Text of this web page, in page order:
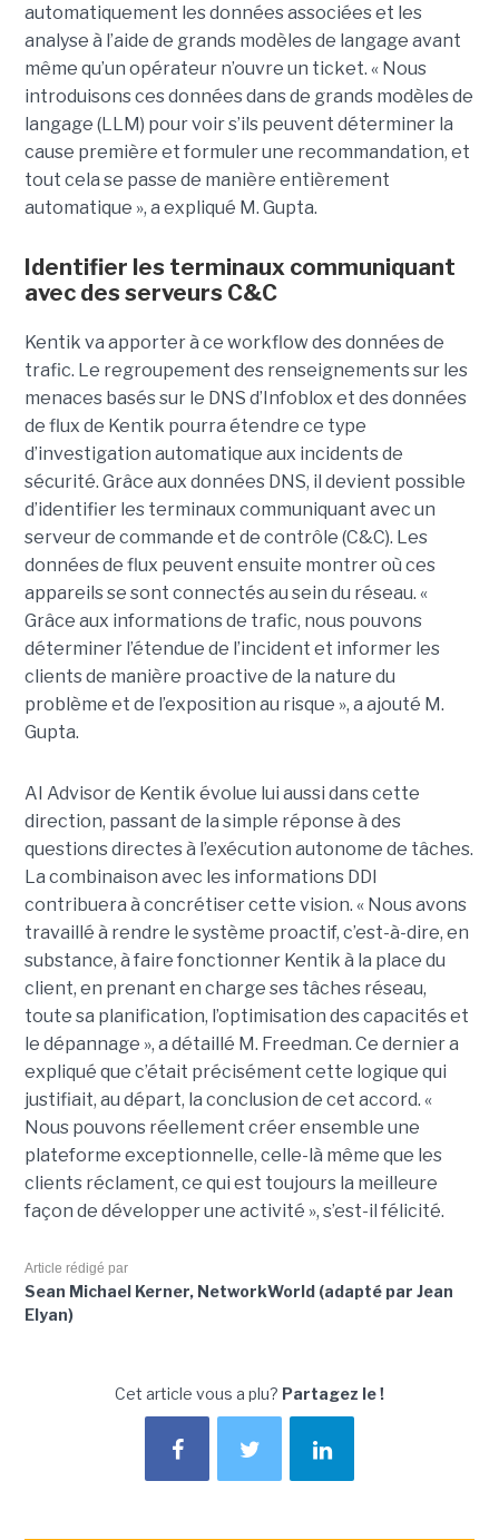
automatiquement les données associées et les
analyse à l’aide de grands modèles de langage avant
même qu’un opérateur n’ouvre un ticket. « Nous
introduisons ces données dans de grands modèles de
langage (LLM) pour voir s’ils peuvent déterminer la
cause première et formuler une recommandation, et
tout cela se passe de manière entièrement
automatique », a expliqué M. Gupta.
Identifier les terminaux communiquant
avec des serveurs C&C
Kentik va apporter à ce workflow des données de
trafic. Le regroupement des renseignements sur les
menaces basés sur le DNS d’Infoblox et des données
de flux de Kentik pourra étendre ce type
d’investigation automatique aux incidents de
sécurité. Grâce aux données DNS, il devient possible
d’identifier les terminaux communiquant avec un
serveur de commande et de contrôle (C&C). Les
données de flux peuvent ensuite montrer où ces
appareils se sont connectés au sein du réseau. «
Grâce aux informations de trafic, nous pouvons
déterminer l’étendue de l’incident et informer les
clients de manière proactive de la nature du
problème et de l’exposition au risque », a ajouté M.
Gupta.
AI Advisor de Kentik évolue lui aussi dans cette
direction, passant de la simple réponse à des
questions directes à l’exécution autonome de tâches.
La combinaison avec les informations DDI
contribuera à concrétiser cette vision. « Nous avons
travaillé à rendre le système proactif, c’est-à-dire, en
substance, à faire fonctionner Kentik à la place du
client, en prenant en charge ses tâches réseau,
toute sa planification, l’optimisation des capacités et
le dépannage », a détaillé M. Freedman. Ce dernier a
expliqué que c’était précisément cette logique qui
justifiait, au départ, la conclusion de cet accord. «
Nous pouvons réellement créer ensemble une
plateforme exceptionnelle, celle-là même que les
clients réclament, ce qui est toujours la meilleure
façon de développer une activité », s’est-il félicité.
Article rédigé par
Sean Michael Kerner, NetworkWorld (adapté par Jean
Elyan)
Cet article vous a plu? Partagez le !